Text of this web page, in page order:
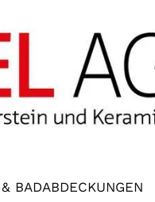
BADABDECKUNGEN